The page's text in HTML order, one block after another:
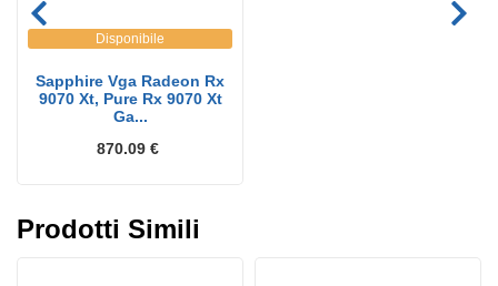
Disponibile
Sapphire Vga Radeon Rx
9070 Xt, Pure Rx 9070 Xt
Ga...
870.09 €
Prodotti Simili